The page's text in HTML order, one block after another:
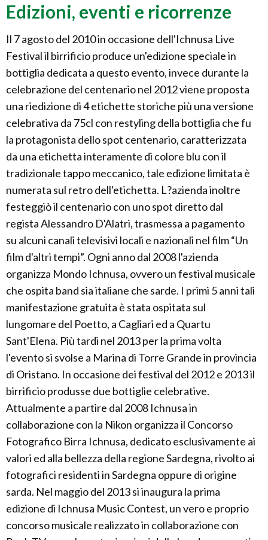
Edizioni, eventi e ricorrenze
Il 7 agosto del 2010 in occasione dell'Ichnusa Live
Festival il birrificio produce un'edizione speciale in
bottiglia dedicata a questo evento, invece durante la
celebrazione del centenario nel 2012 viene proposta
una riedizione di 4 etichette storiche più una versione
celebrativa da 75cl con restyling della bottiglia che fu
la protagonista dello spot centenario, caratterizzata
da una etichetta interamente di colore blu con il
tradizionale tappo meccanico, tale edizione limitata è
numerata sul retro dell'etichetta. L?azienda inoltre
festeggiò il centenario con uno spot diretto dal
regista Alessandro D'Alatri, trasmessa a pagamento
su alcuni canali televisivi locali e nazionali nel film “Un
film d'altri tempi”. Ogni anno dal 2008 l'azienda
organizza Mondo Ichnusa, ovvero un festival musicale
che ospita band sia italiane che sarde. I primi 5 anni tali
manifestazione gratuita è stata ospitata sul
lungomare del Poetto, a Cagliari ed a Quartu
Sant'Elena. Più tardi nel 2013 per la prima volta
l'evento si svolse a Marina di Torre Grande in provincia
di Oristano. In occasione dei festival del 2012 e 2013 il
birrificio produsse due bottiglie celebrative.
Attualmente a partire dal 2008 Ichnusa in
collaborazione con la Nikon organizza il Concorso
Fotografico Birra Ichnusa, dedicato esclusivamente ai
valori ed alla bellezza della regione Sardegna, rivolto ai
fotografici residenti in Sardegna oppure di origine
sarda. Nel maggio del 2013 si inaugura la prima
edizione di Ichnusa Music Contest, un vero e proprio
concorso musicale realizzato in collaborazione con